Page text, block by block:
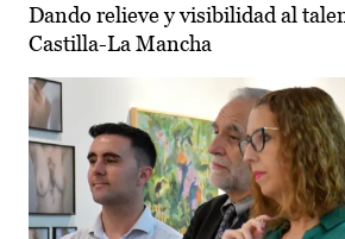
Dando relieve y visibilidad al
Castilla-La Mancha